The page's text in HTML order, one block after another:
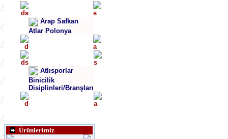
Arap Safkan
Atlar Polonya
Atlısporlar
Binicilik
Disiplinleri/Branşları
Ürünlerimiz